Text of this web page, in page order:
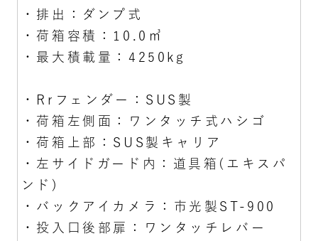
・排出：ダンプ式
・荷箱容積：10.0㎥
・最大積載量：4250kg
・Rrフェンダー：SUS製
・荷箱左側面：ワンタッチ式ハシゴ
・荷箱上部：SUS製キャリア
・左サイドガード内：道具箱(エキスパ
ンド)
・バックアイカメラ：市光製ST-900
・投入口後部扉：ワンタッチレバー